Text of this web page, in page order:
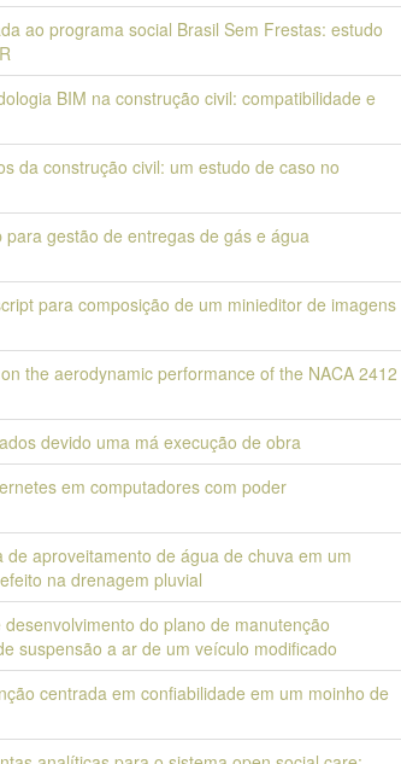
ao programa social Brasil Sem Frestas: estudo
BIM na construção civil: compatibilidade e
da construção civil: um estudo de caso no
para gestão de entregas de gás e água
para composição de um minieditor de imagens
the aerodynamic performance of the NACA 2412
devido uma má execução de obra
em computadores com poder
de aproveitamento de água de chuva em um
na drenagem pluvial
do plano de manutenção
suspensão a ar de um veículo modificado
centrada em confiabilidade em um moinho de